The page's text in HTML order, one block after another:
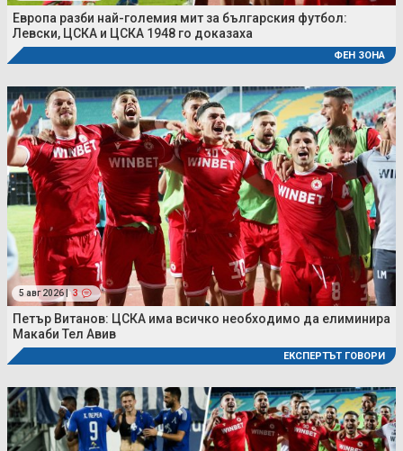
Европа разби най-големия мит за българския футбол:
Левски, ЦСКА и ЦСКА 1948 го доказаха
ФЕН ЗОНА
5 авг 2026 | 3
Петър Витанов: ЦСКА има всичко необходимо да елиминира
Макаби Тел Авив
ЕКСПЕРТЪТ ГОВОРИ